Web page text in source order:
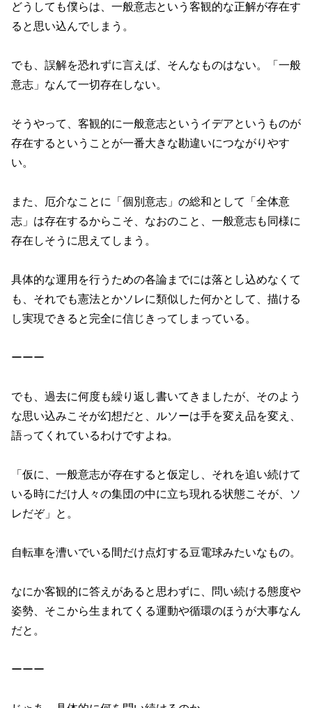
どうしても僕らは、一般意志という客観的な正解が存在す
ると思い込んでしまう。
でも、誤解を恐れずに言えば、そんなものはない。「一般
意志」なんて一切存在しない。
そうやって、客観的に一般意志というイデアというものが
存在するということが一番大きな勘違いにつながりやす
い。
また、厄介なことに「個別意志」の総和として「全体意
志」は存在するからこそ、なおのこと、一般意志も同様に
存在しそうに思えてしまう。
具体的な運用を行うための各論までには落とし込めなくて
も、それでも憲法とかソレに類似した何かとして、描ける
し実現できると完全に信じきってしまっている。
ーーー
でも、過去に何度も繰り返し書いてきましたが、そのよう
な思い込みこそが幻想だと、ルソーは手を変え品を変え、
語ってくれているわけですよね。
「仮に、一般意志が存在すると仮定し、それを追い続けて
いる時にだけ人々の集団の中に立ち現れる状態こそが、ソ
レだぞ」と。
自転車を漕いでいる間だけ点灯する豆電球みたいなもの。
なにか客観的に答えがあると思わずに、問い続ける態度や
姿勢、そこから生まれてくる運動や循環のほうが大事なん
だと。
ーーー